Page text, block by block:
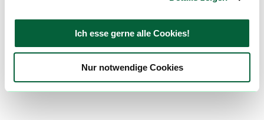
Ich esse gerne alle Cookies!
Nur notwendige Cookies